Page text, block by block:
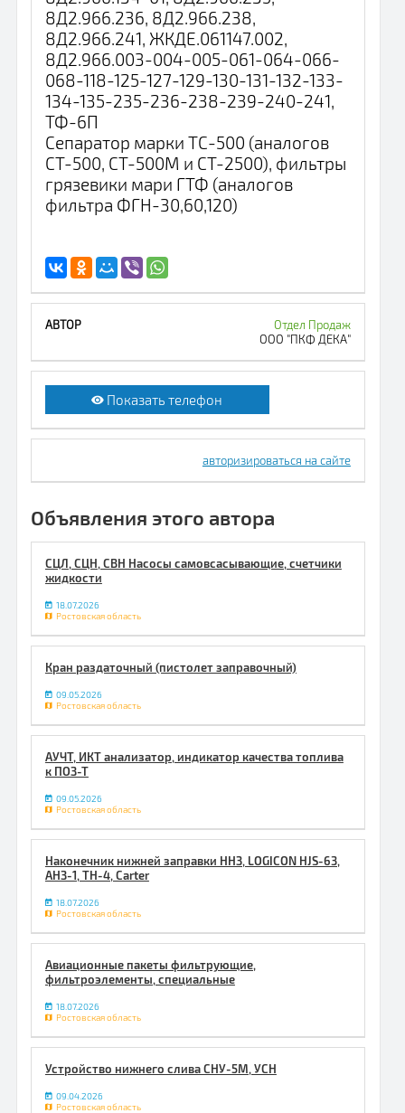
8Д2.966.236, 8Д2.966.238,
8Д2.966.241, ЖКДЕ.061147.002,
8Д2.966.003-004-005-061-064-066-
068-118-125-127-129-130-131-132-133-
134-135-235-236-238-239-240-241,
ТФ-6П
Сепаратор марки ТС-500 (аналогов
СТ-500, СТ-500М и СТ-2500), фильтры
грязевики мари ГТФ (аналогов
фильтра ФГН-30,60,120)
Отдел Продаж
ООО "ПКФ ДЕКА"
Показать телефон
авторизироваться на сайте
Объявления этого автора
СЦЛ, СЦН, СВН Насосы самовсасывающие, счетчики
жидкости
18.07.2026
Ростовская область
Кран раздаточный (пистолет заправочный)
09.05.2026
Ростовская область
АУЧТ, ИКТ анализатор, индикатор качества топлива
к ПОЗ-Т
09.05.2026
Ростовская область
Наконечник нижней заправки ННЗ, LOGICON HJS-63,
АНЗ-1, ТН-4, Carter
18.07.2026
Ростовская область
Авиационные пакеты фильтрующие,
фильтроэлементы, специальные
18.07.2026
Ростовская область
Устройство нижнего слива СНУ-5М, УСН
09.04.2026
Ростовская область